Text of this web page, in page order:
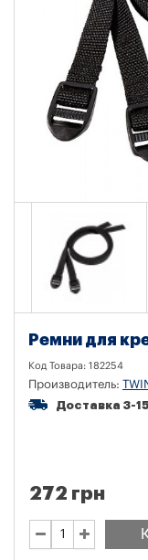
Ремни для
Код Товара: 182254
Производитель:
Доставка 3-
272 грн